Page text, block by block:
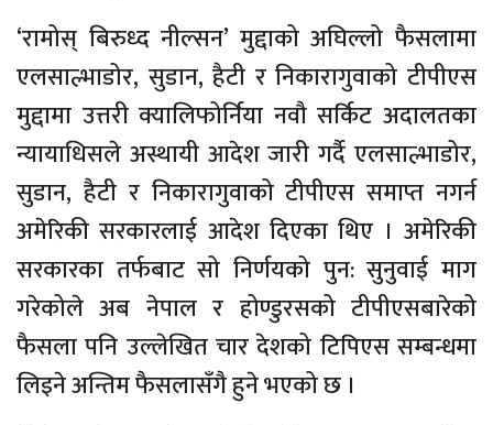
‘रामोस् बिरुध्द नील्सन’ मुद्दाको अघिल्लो फैसलामा
एलसाल्भाडोर, सुडान, हैटी र निकारागुवाको टीपीएस
मुद्दामा उत्तरी क्यालिफोर्निया नवौ सर्किट अदालतका
न्यायाधिसले अस्थायी आदेश जारी गर्दै एलसाल्भाडोर,
सुडान, हैटी र निकारागुवाको टीपीएस समाप्त नगर्न
अमेरिकी सरकारलाई आदेश दिएका थिए । अमेरिकी
सरकारका तर्फबाट सो निर्णयको पुन: सुनुवाई माग
गरेकोले अब नेपाल र होण्डुरसको टीपीएसबारेको
फैसला पनि उल्लेखित चार देशको टिपिएस सम्बन्धमा
लिइने अन्तिम फैसलासँगै हुने भएको छ ।